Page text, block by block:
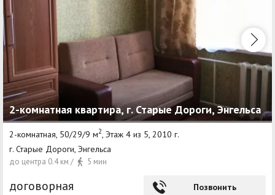
2-комнатная квартира, г. Старые Дороги, Энгельса
2-комнатная, 50/29/9 м2, Этаж 4 из 5, 2010 г.
г. Старые Дороги, Энгельса
до центра 0.4 км / 5 мин
договорная Позвонить